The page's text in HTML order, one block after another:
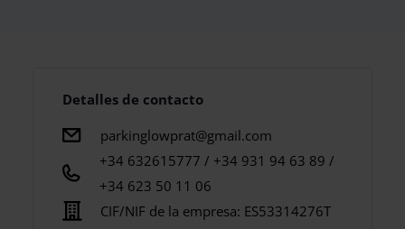
Detalles de contacto
parkinglowprat@gmail.com
+34 632615777 / +34 931 94 63 89 /
+34 623 50 11 06
CIF/NIF de la empresa: ES53314276T